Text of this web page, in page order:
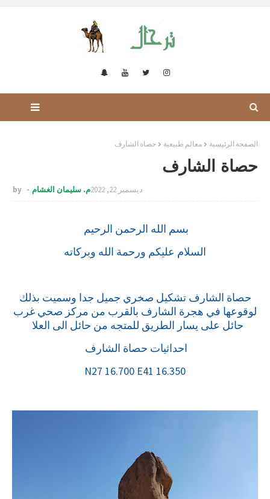
الصفحة الرئيسية معالم طبيعية حصاة الشارف
حصاة الشارف
by م. سليمان الغشام ديسمبر 22, 2022
بسم الله الرحمن الرحيم
السلام عليكم ورحمة الله وبركاته
حصاة الشارف تشكيل صخري جميل جدا وسميت بذلك
لوقوعها في هجرة الشارف بالقرب من مركز صحي غرب
حائل على يسار الطريق للمتجه من حائل الى العلا
احداثيات حصاة الشارف
N27 16.700 E41 16.350